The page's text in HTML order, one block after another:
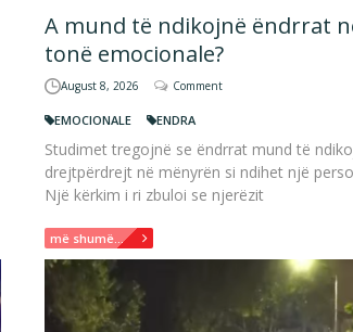
A mund të ndikojnë ëndrrat
tonë emocionale?
August 8, 2026 Comment
EMOCIONALE ENDRA
Studimet tregojnë se ëndrrat mund të
drejtpërdrejt në mënyrën si ndihet një
Një kërkim i ri zbuloi se njerëzit
më shumë...